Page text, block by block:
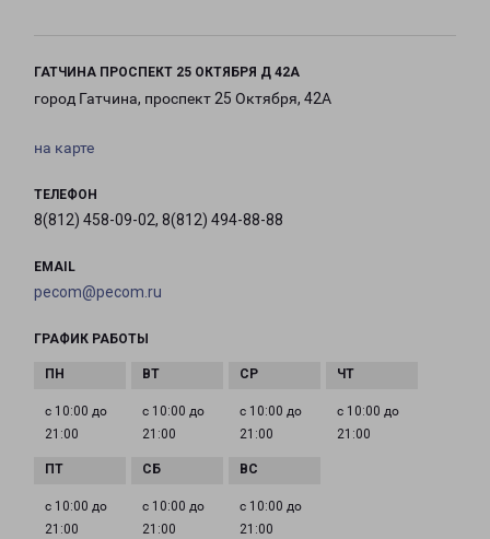
ГАТЧИНА ПРОСПЕКТ 25 ОКТЯБРЯ Д 42А
город Гатчина, проспект 25 Октября, 42А
на карте
ТЕЛЕФОН
8(812) 458-09-02, 8(812) 494-88-88
EMAIL
pecom@pecom.ru
ГРАФИК РАБОТЫ
с 10:00 до
21:00
с 10:00 до
21:00
с 10:00 до
21:00
с 10:00 до
21:00
с 10:00 до
21:00
с 10:00 до
21:00
с 10:00 до
21:00